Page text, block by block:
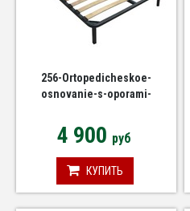
256-Ortopedicheskoe-
osnovanie-s-oporami-
4 900 руб
КУПИТЬ